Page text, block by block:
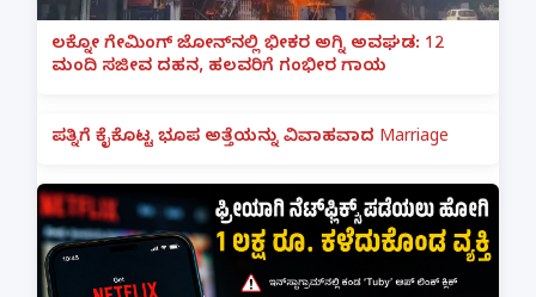
ಲಕ್ನೋ ಗೇಮಿಂಗ್ ಜೋನ್‌ನಲ್ಲಿ ಭೀಕರ ಅಗ್ನಿ ಅವಘಡ: 12
ಮಂದಿ ಸಜೀವ ದಹನ, ಹಲವರಿಗೆ ಗಂಭೀರ ಗಾಯ
ಪತ್ನಿಗೆ ಕೈಕೊಟ್ಟ ಭೂಪ ಅತ್ತೆಯನ್ನು ವಿವಾಹವಾದ Marriage